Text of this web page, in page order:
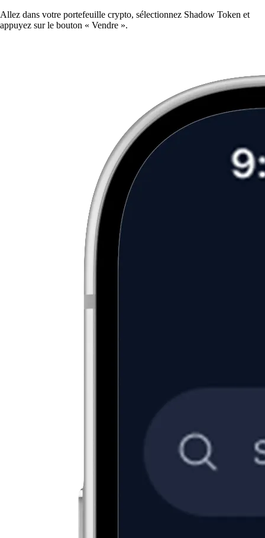
Allez dans votre portefeuille crypto, sélectionnez Shadow Token et
appuyez sur le bouton « Vendre ».